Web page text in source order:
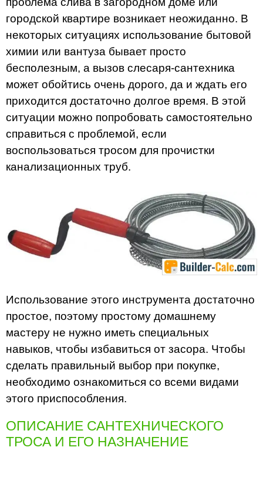
городской квартире возникает неожиданно. В
некоторых ситуациях использование бытовой
химии или вантуза бывает просто
бесполезным, а вызов слесаря-сантехника
может обойтись очень дорого, да и ждать его
приходится достаточно долгое время. В этой
ситуации можно попробовать самостоятельно
справиться с проблемой, если
воспользоваться тросом для прочистки
канализационных труб.
Использование этого инструмента достаточно
простое, поэтому простому домашнему
мастеру не нужно иметь специальных
навыков, чтобы избавиться от засора. Чтобы
сделать правильный выбор при покупке,
необходимо ознакомиться со всеми видами
этого приспособления.
ОПИСАНИЕ САНТЕХНИЧЕСКОГО
ТРОСА И ЕГО НАЗНАЧЕНИЕ